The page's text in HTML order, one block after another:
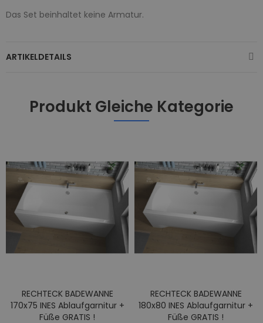
Das Set beinhaltet keine Armatur.
ARTIKELDETAILS
Produkt Gleiche Kategorie
RECHTECK BADEWANNE
170x75 INES Ablaufgarnitur +
Füße GRATIS !
RECHTECK BADEWANNE
180x80 INES Ablaufgarnitur +
Füße GRATIS !